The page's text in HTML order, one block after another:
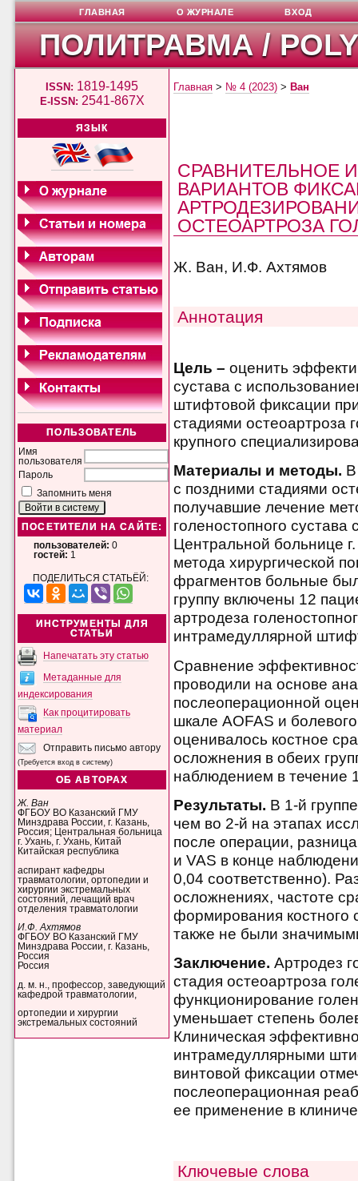
ПОЛИТРАВМА /
ISSN: 1819-1495
E-ISSN: 2541-867X
ЯЗЫК
ПОЛЬЗОВАТЕЛЬ
Имя
пользователя
Пароль
Запомнить меня
ПОСЕТИТЕЛИ НА САЙТЕ:
пользователей: 0
гостей: 1
ПОДЕЛИТЬСЯ СТАТЬЁЙ:
ИНСТРУМЕНТЫ ДЛЯ
СТАТЬИ
Напечатать эту статью
Метаданные для
индексирования
Как процитировать
материал
Отправить письмо автору
(Требуется вход в систему)
ОБ АВТОРАХ
Ж. Ван
ФГБОУ ВО Казанский ГМУ
Минздрава России, г. Казань,
Россия; Центральная больница
г. Ухань, г. Ухань, Китай
Китайская республика
аспирант кафедры
травматологии, ортопедии и
хирургии экстремальных
состояний, лечащий врач
отделения травматологии
И.Ф. Ахтямов
ФГБОУ ВО Казанский ГМУ
Минздрава России, г. Казань,
Россия
Россия
д. м. н., профессор, заведующий
кафедрой травматологии,
ортопедии и хирургии
экстремальных состояний
ГЛАВНАЯ О ЖУРНАЛЕ ВХОД
Главная > № 4 (2023) > Ван
СРАВНИТЕЛЬНОЕ
ВАРИАНТОВ
ОСТЕОАРТРОЗА
Ж. Ван, И.Ф. Ахтямов
Аннотация
Цель – оценить
сустава с
штифтовой фиксации
стадиями остеоартроза
крупного
Материалы и методы.
с поздними стадиями
получавшие лечение
голеностопного сустава
Центральной больнице
метода хирургической
фрагментов больные
группу включены 12
артродеза
интрамедуллярной
Сравнение
проводили на основе
послеоперационной
шкале AOFAS и
оценивалось костное
осложнения в обеих
наблюдением в течение
Результаты. В 1-й
чем во 2-й на этапах
после операции,
и VAS в конце
0,04 соответственно).
осложнениях, частоте
формирования
также не были
Заключение. Артродез
стадия остеоартроза
функционирование
уменьшает степень
Клиническая
интрамедуллярными
винтовой фиксации
послеоперационная
ее применение в
Ключевые слова